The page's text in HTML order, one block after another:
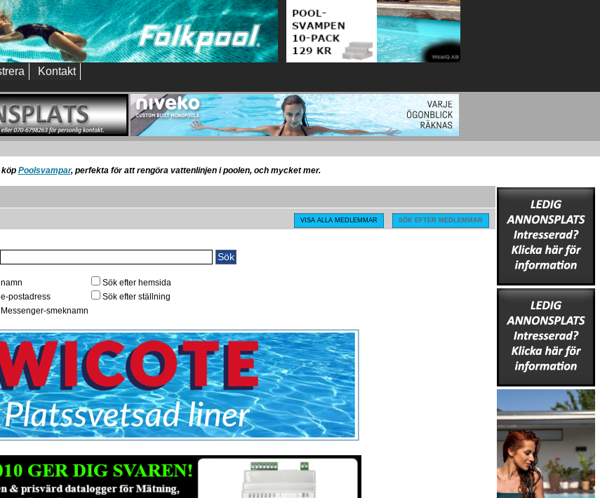
Kontakt
Poolsvampar, perfekta för att rengöra vattenlinjen i poolen, och mycket mer.
VISA ALLA MEDLEMMAR SÖK EFTER MEDLEMMAR
postadress
smeknamn
Sök efter hemsida
Sök efter ställning